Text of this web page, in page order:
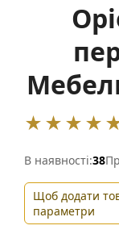
В наявності:38
Щоб додати
параметри